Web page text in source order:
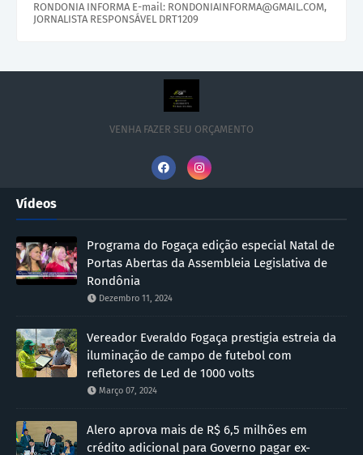
RONDONIA INFORMA E-mail: RONDONIAINFORMA@GMAIL.COM,
JORNALISTA RESPONSÁVEL DRT1209
VENHA FAZER SEU ORÇAMENTO
Vídeos
Programa do Fogaça edição especial Natal de
Portas Abertas da Assembleia Legislativa de
Rondônia
Dezembro 11, 2024
Vereador Everaldo Fogaça prestigia estreia da
iluminação de campo de futebol com
refletores de Led de 1000 volts
Março 07, 2024
Alero aprova mais de R$ 6,5 milhões em
crédito adicional para Governo pagar ex-